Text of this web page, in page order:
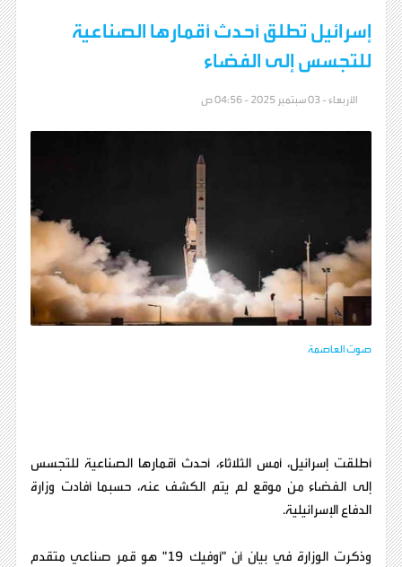
إسرائيل تطلق أحدث أقمارها الصناعية
للتجسس إلى الفضاء
الأربعاء - 03 سبتمبر 2025 - 04:56 ص
صوت العاصمة
أطلقت إسرائيل، أمس الثلاثاء، أحدث أقمارها الصناعية للتجسس
إلى الفضاء من موقع لم يتم الكشف عنه، حسبما أفادت وزارة
الدفاع الإسرائيلية.
وذكرت الوزارة في بيان أن "أوفيك 19" هو قمر صناعي متقدم